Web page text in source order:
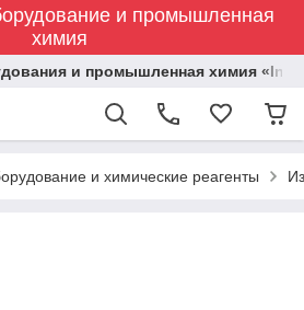
и промышленная
химия
и промышленная химия
и химические реагенты